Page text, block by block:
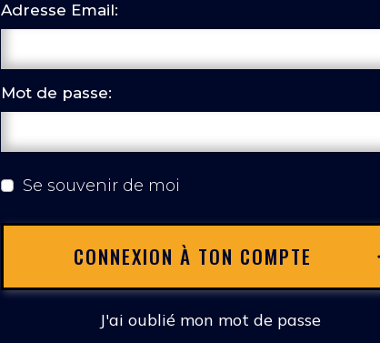
Adresse Email:
Mot de passe:
Se souvenir de moi
CONNEXION À TON COMPTE
J'ai oublié mon mot de passe